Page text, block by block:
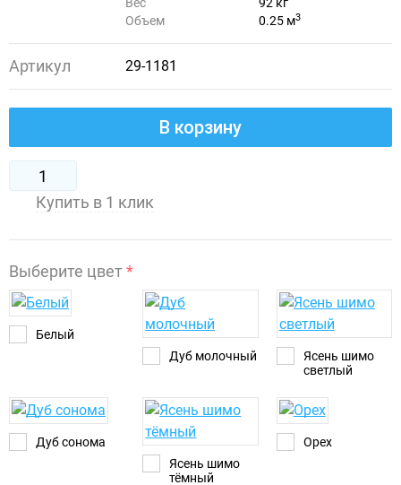
Вес
92 кг
Объем
0.25 м3
Артикул 29-1181
В корзину
Купить в 1 клик
Выберите цвет*
Белый
Дуб молочный
Ясень шимо
светлый
Дуб сонома
Ясень шимо
тёмный
Орех